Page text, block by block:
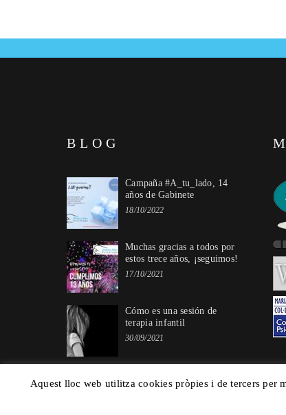
BLOG
Campaña #A_tu_lado, 14
años de Gabinete
18/10/2022
Muchas gracias a todos por
estos trece años, ¡seguimos!
17/10/2021
Cómo es una sesión de
terapia infantil
30/09/2021
Aquest lloc web utilitza cookies pròpies i de tercers per